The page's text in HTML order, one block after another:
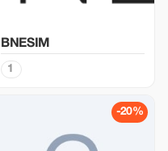
BNESIM
1
-20%